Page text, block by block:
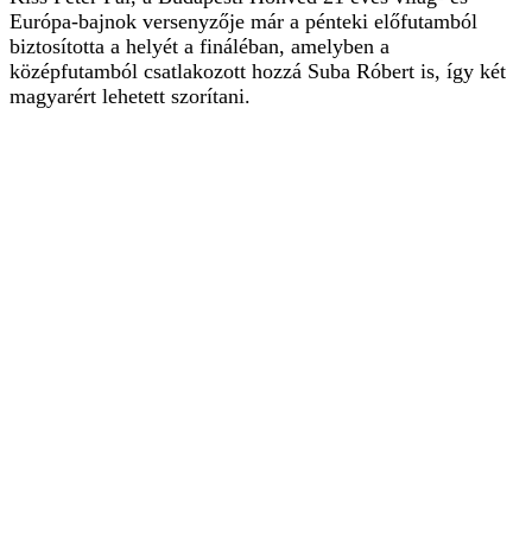
Európa-bajnok versenyzője már a pénteki előfutamból
biztosította a helyét a fináléban, amelyben a
középfutamból csatlakozott hozzá Suba Róbert is, így két
magyarért lehetett szorítani.